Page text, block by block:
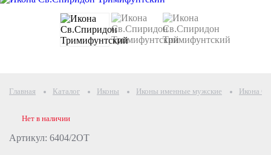
Главная Каталог Иконы Иконы именные мужские Икона
Артикул: 6404/2OT
Нет в наличии